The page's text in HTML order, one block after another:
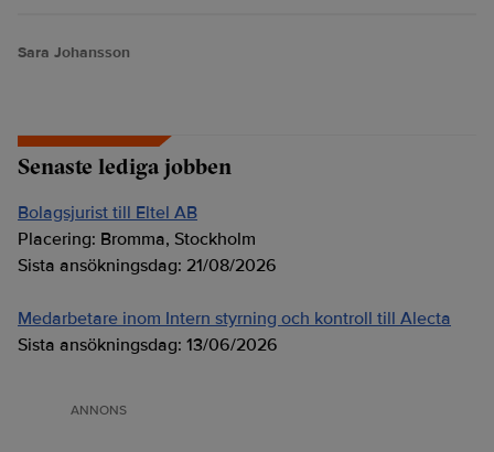
Sara Johansson
Senaste lediga jobben
Bolagsjurist till Eltel AB
Placering: Bromma, Stockholm
Sista ansökningsdag: 21/08/2026
Medarbetare inom Intern styrning och kontroll till Alecta
Sista ansökningsdag: 13/06/2026
ANNONS